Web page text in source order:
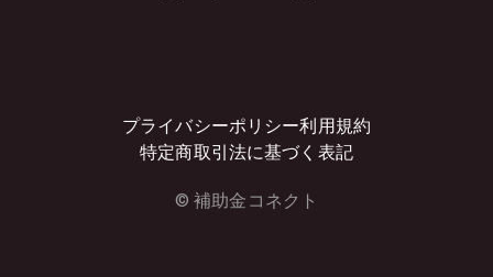
プライバシーポリシー利用規約
特定商取引法に基づく表記
© 補助金コネクト